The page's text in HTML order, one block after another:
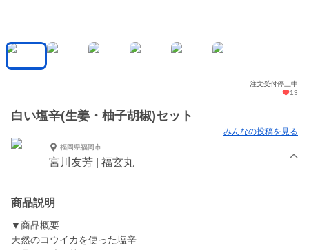
注文受付停止中
13
白い塩辛(生姜・柚子胡椒)セット
みんなの投稿を見る
福岡県福岡市
宮川友芳 | 福玄丸
商品説明
▼商品概要
天然のコウイカを使った塩辛